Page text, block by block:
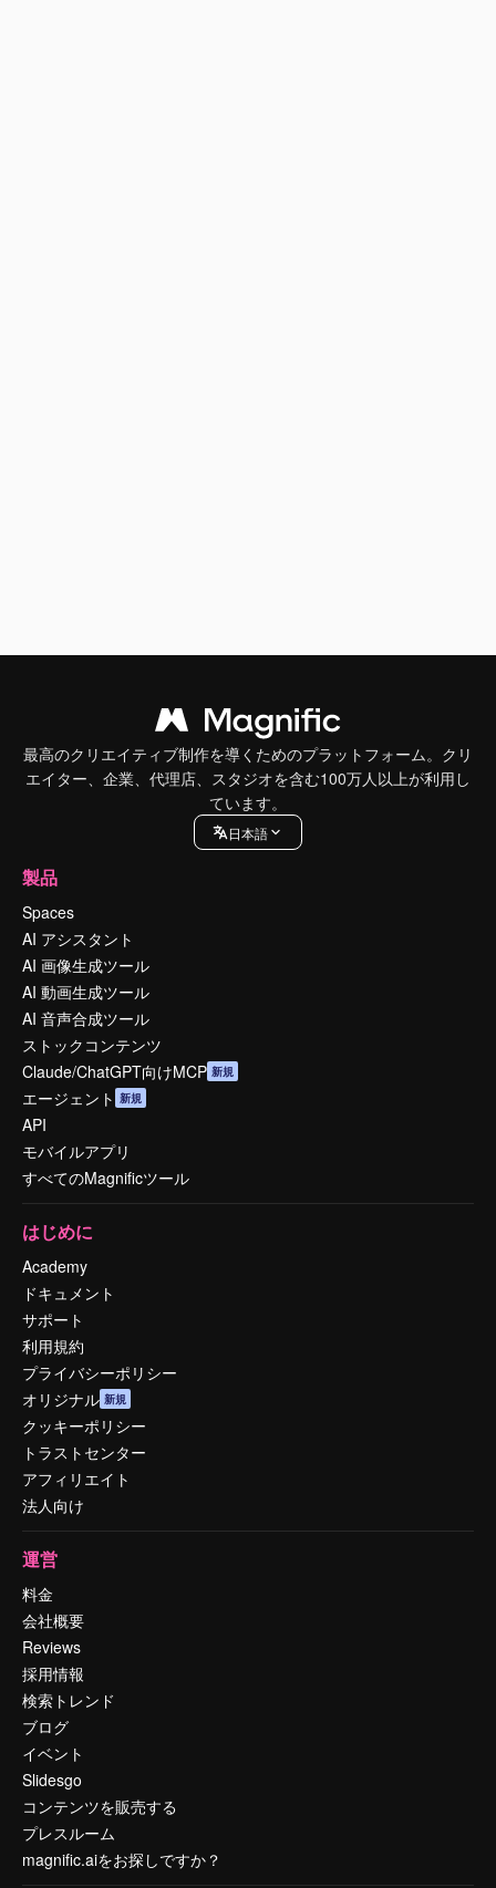
最高のクリエイティブ制作を導くためのプラットフォーム。クリ
エイター、企業、代理店、スタジオを含む100万人以上が利用し
ています。
日本語
製品
Spaces
AI アシスタント
AI 画像生成ツール
AI 動画生成ツール
AI 音声合成ツール
ストックコンテンツ
Claude/ChatGPT向けMCP 新規
エージェント 新規
API
モバイルアプリ
すべてのMagnificツール
はじめに
Academy
ドキュメント
サポート
利用規約
プライバシーポリシー
オリジナル 新規
クッキーポリシー
トラストセンター
アフィリエイト
法人向け
運営
料金
会社概要
Reviews
採用情報
検索トレンド
ブログ
イベント
Slidesgo
コンテンツを販売する
プレスルーム
magnific.aiをお探しですか？